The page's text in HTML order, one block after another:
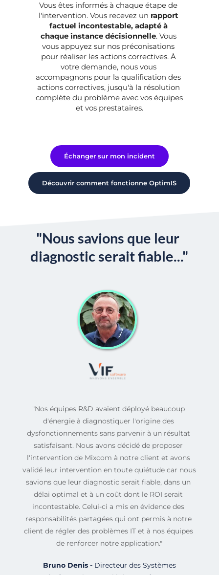
Vous êtes informés à chaque étape de
l'intervention. Vous recevez un rapport
factuel incontestable, adapté à
chaque instance décisionnelle. Vous
vous appuyez sur nos préconisations
pour réaliser les actions correctives. À
votre demande, nous vous
accompagnons pour la qualification des
actions correctives, jusqu'à la résolution
complète du problème avec vos équipes
et vos prestataires.
Échanger sur mon incident
Découvrir comment fonctionne OptimIS
"Nous savions que leur
diagnostic serait fiable..."
"Nos équipes R&D avaient déployé beaucoup
d'énergie à diagnostiquer l'origine des
dysfonctionnements sans parvenir à un résultat
satisfaisant. Nous avons décidé de proposer
l'intervention de Mixcom à notre client et avons
validé leur intervention en toute quiétude car nous
savions que leur diagnostic serait fiable, dans un
délai optimal et à un coût dont le ROI serait
incontestable. Celui-ci a mis en évidence des
responsabilités partagées qui ont permis à notre
client de régler des problèmes IT et à nos équipes
de renforcer notre application."
Bruno Denis - Directeur des Systèmes